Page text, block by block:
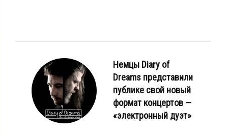
Немцы Diary of
Dreams представили
публике свой новый
формат концертов —
«электронный дуэт»